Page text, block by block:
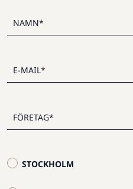
STOCKHOLM